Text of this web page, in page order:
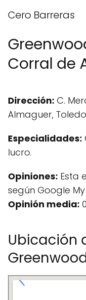
Cero Barreras
Corral de
Dirección: C.
Almaguer,
Especialidades:
lucro.
Opiniones: Esta
según Google My
Opinión media:
Ubicación